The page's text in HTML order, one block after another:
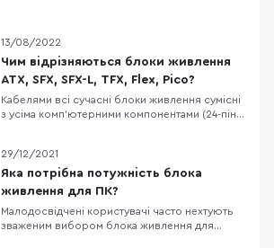
13/08/2022
Чим відрізняються блоки живлення
ATX, SFX, SFX-L, TFX, Flex, Pico?
Кабелями всі сучасні блоки живлення сумісні
з усіма комп'ютерними компонентами (24-піна
щоб вистачило потужності у ватах. Але
існують різні формати БЖ під різні розміри
корпусів для ПК. Великий БЖ просто не
29/12/2021
Яка потрібна потужність блока
живлення для ПК?
Малодосвідчені користувачі часто нехтують
зваженим вибором блока живлення для